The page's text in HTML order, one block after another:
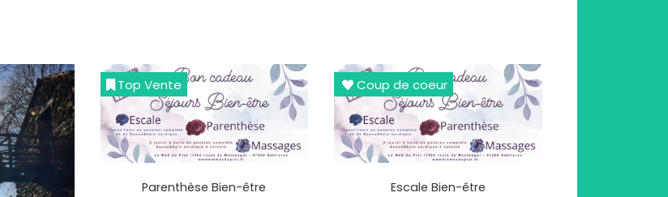
Top Vente
Parenthèse Bien-être
Coup de coeur
Escale Bien-être